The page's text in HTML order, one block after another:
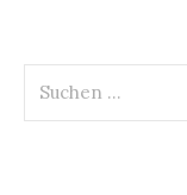
nach: